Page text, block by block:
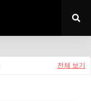
전체 보기